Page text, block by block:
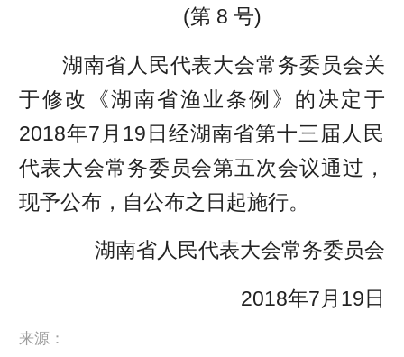
(第 8 号)
湖南省人民代表大会常务委员会关
于修改《湖南省渔业条例》的决定于
2018年7月19日经湖南省第十三届人民
代表大会常务委员会第五次会议通过，
现予公布，自公布之日起施行。
湖南省人民代表大会常务委员会
2018年7月19日
来源：